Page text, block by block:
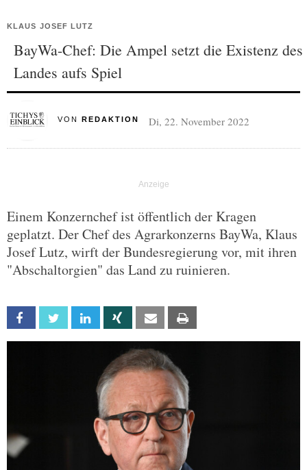
KLAUS JOSEF LUTZ
BayWa-Chef: Die Ampel setzt die Existenz des
Landes aufs Spiel
VON REDAKTION Di, 22. November 2022
Einem Konzernchef ist öffentlich der Kragen
geplatzt. Der Chef des Agrarkonzerns BayWa, Klaus
Josef Lutz, wirft der Bundesregierung vor, mit ihren
"Abschaltorgien" das Land zu ruinieren.
Facebook Twitter Linkedin Xing Email